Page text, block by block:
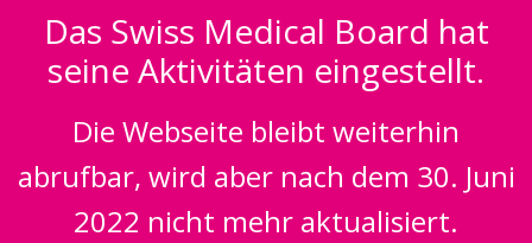
Das Swiss Medical Board hat
seine Aktivitäten eingestellt.
Die Webseite bleibt weiterhin
abrufbar, wird aber nach dem 30. Juni
2022 nicht mehr aktualisiert.